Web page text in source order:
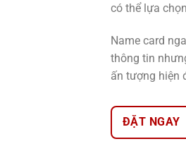
có thể lựa
Name card
thông tin
ấn tượng hiện
ĐẶT NGAY